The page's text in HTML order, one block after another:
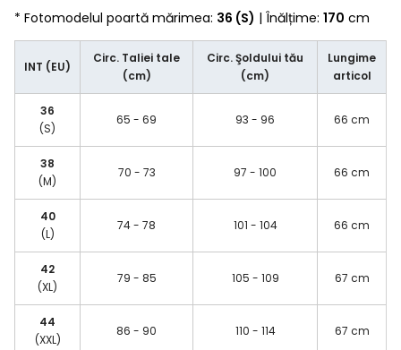
* Fotomodelul poartă mărimea: 36 (S) | Înălțime: 170 cm
INT (EU)
Circ. Taliei tale
(cm)
Circ. Şoldului tău
(cm)
Lungime
articol
36
(S)
65 - 69 93 - 96 66 cm
38
(M)
70 - 73 97 - 100 66 cm
40
(L)
74 - 78 101 - 104 66 cm
42
(XL)
79 - 85 105 - 109 67 cm
44
(XXL)
86 - 90 110 - 114 67 cm